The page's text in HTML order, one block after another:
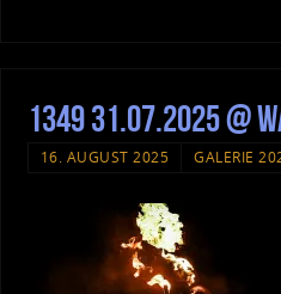
1349 31.07.2025 @
16. AUGUST 2025 GALERIE